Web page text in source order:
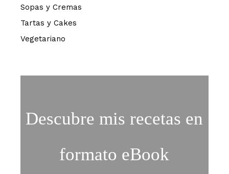
Sopas y Cremas
Tartas y Cakes
Vegetariano
Descubre mis recetas en
formato eBook